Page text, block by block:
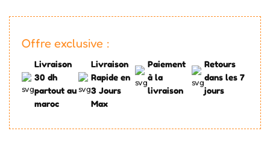
Offre exclusive :
Livraison
30 dh
partout au
maroc
Livraison
Rapide en
3 Jours
Max
Paiement
à la
livraison
Retours
dans les 7
jours